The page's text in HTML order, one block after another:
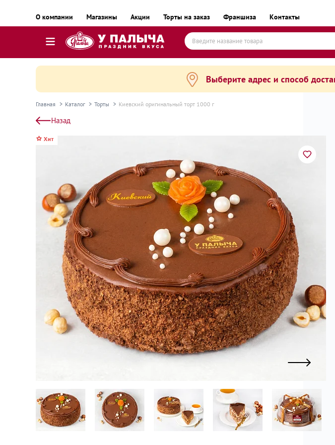
О компании Магазины Акции Торты на заказ Франшиза Контакты
Пельмени, вареники, замороженные полуфабрикаты
Готовые блюда замороженные
Колбаса и деликатесы
Сыр и масло
Кейтеринг
Десерты замороженные, мороженое и сорбеты
Полезные сладости и снеки
Чай, кофе, напитки
Весь каталог
Экскурсии и мастер-классы
Выберите адрес и способ
Главная Каталог Торты Киевский оригинальный торт 1000 г
Назад
Хит